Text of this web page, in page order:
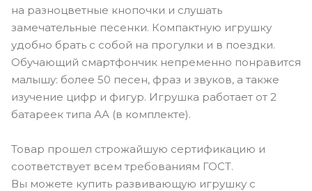
на разноцветные кнопочки и слушать
замечательные песенки. Компактную игрушку
удобно брать с собой на прогулки и в поездки.
Обучающий смартфончик непременно понравится
малышу: более 50 песен, фраз и звуков, а также
изучение цифр и фигур. Игрушка работает от 2
батареек типа АА (в комплекте).
Товар прошел строжайшую сертификацию и
соответствует всем требованиям ГОСТ.
Вы можете купить развивающую игрушку с